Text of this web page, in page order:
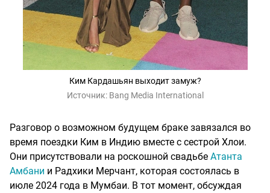
Ким Кардашьян выходит замуж?
Источник: Bang Media International
Разговор о возможном будущем браке завязался во
время поездки Ким в Индию вместе с сестрой Хлои.
Они присутствовали на роскошной свадьбе Атанта
Амбани и Радхики Мерчант, которая состоялась в
июле 2024 года в Мумбаи. В тот момент, обсуждая